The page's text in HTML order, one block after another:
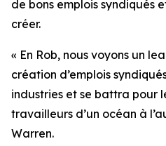
de bons emplois syndiqués
créer.
« En Rob, nous voyons un
création d’emplois
industries et se battra pour
travailleurs d’un océan à
Warren.